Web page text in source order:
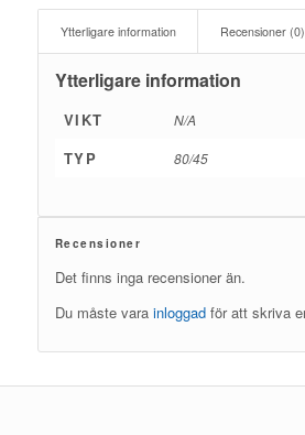
Ytterligare information Recensioner (0)
Ytterligare information
VIKT N/A
TYP 80/45
Recensioner
Det finns inga recensioner än.
Du måste vara inloggadför att skriva